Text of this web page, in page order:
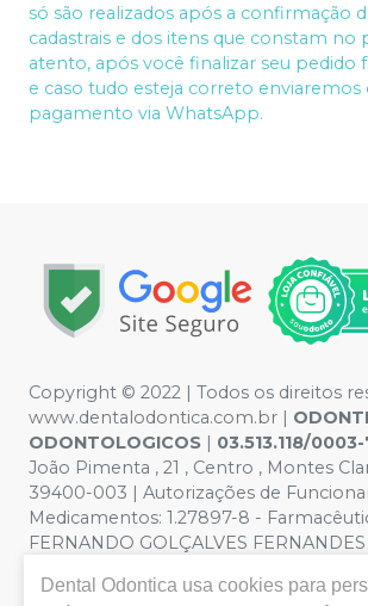
só são realizados após a confirmação
cadastrais e dos itens que constam no
atento, após você finalizar seu pedido
e caso tudo esteja correto enviaremos
pagamento via WhatsApp.
Copyright © 2022 | Todos os direitos
www.dentalodontica.com.br |
ODONTOLOGICOS | 03.513.118/
João Pimenta , 21 , Centro , Montes
39400-003 | Autorizações de
Medicamentos: 1.27897-8 -
FERNANDO GOLÇALVES FERNANDES
meramente ilustrativas - Os preços e
Dental Odontica usa cookies para